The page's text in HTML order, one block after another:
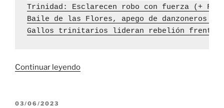
Trinidad: Esclarecen robo con fuerza (+
Baile de las Flores, apego de danzoneros
Gallos trinitarios lideran rebelión frente
Continuar leyendo«Cuba
PUBLICADO
03/06/2023